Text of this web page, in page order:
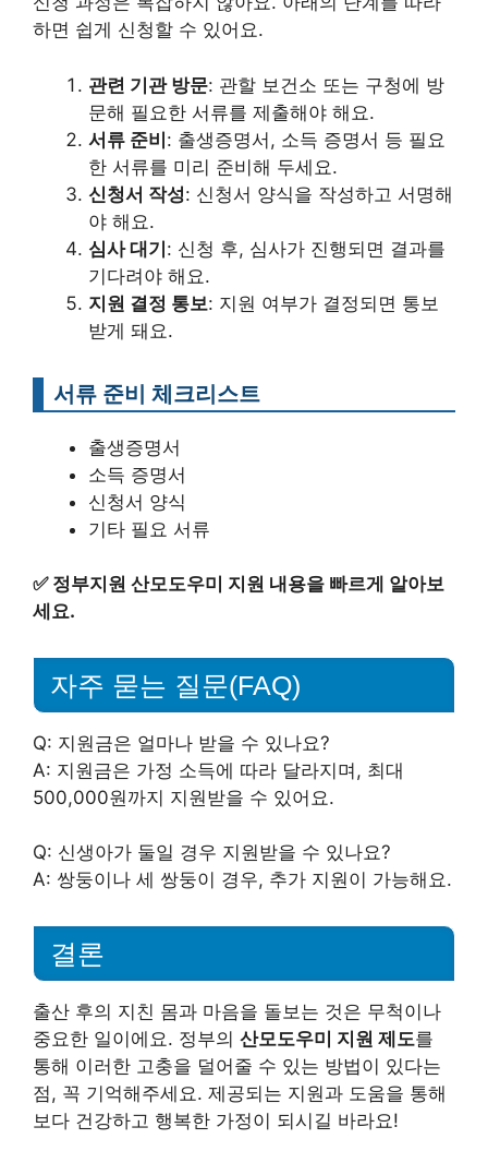
하면 쉽게 신청할 수 있어요.
관련 기관 방문: 관할 보건소 또는 구청에 방
문해 필요한 서류를 제출해야 해요.
서류 준비: 출생증명서, 소득 증명서 등 필요
한 서류를 미리 준비해 두세요.
신청서 작성: 신청서 양식을 작성하고 서명해
야 해요.
심사 대기: 신청 후, 심사가 진행되면 결과를
기다려야 해요.
지원 결정 통보: 지원 여부가 결정되면 통보
받게 돼요.
서류 준비 체크리스트
출생증명서
소득 증명서
신청서 양식
기타 필요 서류
✅ 정부지원 산모도우미 지원 내용을 빠르게 알아보
세요.
자주 묻는 질문(FAQ)
Q: 지원금은 얼마나 받을 수 있나요?
A: 지원금은 가정 소득에 따라 달라지며, 최대
500,000원까지 지원받을 수 있어요.
Q: 신생아가 둘일 경우 지원받을 수 있나요?
A: 쌍둥이나 세 쌍둥이 경우, 추가 지원이 가능해요.
결론
출산 후의 지친 몸과 마음을 돌보는 것은 무척이나
중요한 일이에요. 정부의 산모도우미 지원 제도를
통해 이러한 고충을 덜어줄 수 있는 방법이 있다는
점, 꼭 기억해주세요. 제공되는 지원과 도움을 통해
보다 건강하고 행복한 가정이 되시길 바라요!